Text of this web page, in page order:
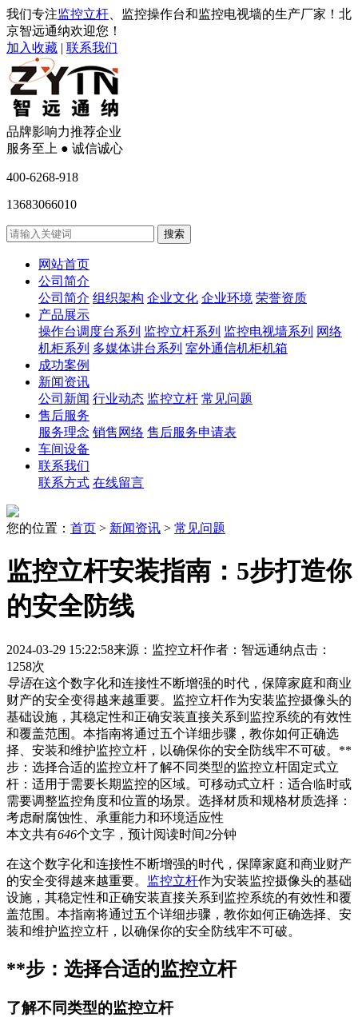
我们专注监控立杆 、监控操作台和监控电视墙的生产厂家！北
京智远通纳欢迎您！
加入收藏 | 联系我们
品牌影响力推荐企业
服务至上 ● 诚信诚心
400-6268-918
13683066010
网站首页
公司简介
公司简介 组织架构 企业文化 企业环境 荣誉资质
产品展示
操作台调度台系列 监控立杆系列 监控电视墙系列 网络
机柜系列 多媒体讲台系列 室外通信机柜机箱
成功案例
新闻资讯
公司新闻 行业动态 监控立杆 常见问题
售后服务
服务理念 销售网络 售后服务申请表
车间设备
联系我们
联系方式 在线留言
您的位置： 首页 > 新闻资讯 > 常见问题
监控立杆安装指南：5步打造你
的安全防线
2024-03-29 15:22:58来源：监控立杆作者：智远通纳点击：
1258次
导语在这个数字化和连接性不断增强的时代，保障家庭和商业
财产的安全变得越来越重要。监控立杆作为安装监控摄像头的
基础设施，其稳定性和正确安装直接关系到监控系统的有效性
和覆盖范围。本指南将通过五个详细步骤，教你如何正确选
择、安装和维护监控立杆，以确保你的安全防线牢不可破。**
步：选择合适的监控立杆了解不同类型的监控立杆固定式立
杆：适用于需要长期监控的区域。可移动式立杆：适合临时或
需要调整监控角度和位置的场景。选择材质和规格材质选择：
考虑耐腐蚀性、承重能力和环境适应性
本文共有646个文字，预计阅读时间2分钟
在这个数字化和连接性不断增强的时代，保障家庭和商业财产
的安全变得越来越重要。 监控立杆作为安装监控摄像头的基础
设施，其稳定性和正确安装直接关系到监控系统的有效性和覆
盖范围。本指南将通过五个详细步骤，教你如何正确选择、安
装和维护监控立杆，以确保你的安全防线牢不可破。
**步：选择合适的监控立杆
了解不同类型的监控立杆